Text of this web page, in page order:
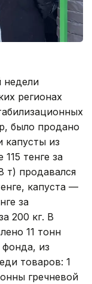
недели
регионах
было продано
капусты из
тенге за
т) продавался
капуста —
за
200 кг. В
11 тонн
фонда, из
товаров: 1
гречневой